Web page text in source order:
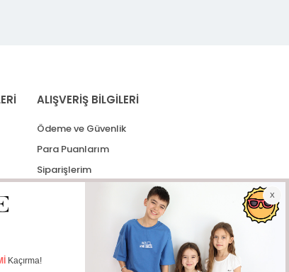
ALIŞVERİŞ BİLGİLERİ
Ödeme ve Güvenlik
Para Puanlarım
Siparişlerim